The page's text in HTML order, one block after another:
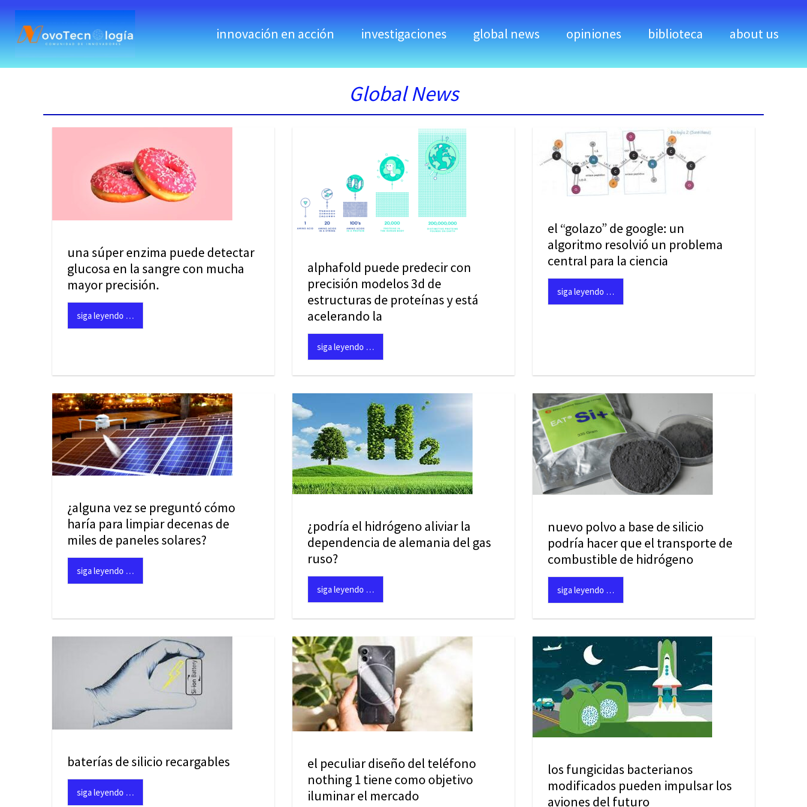
skip
content
innovación en acción investigaciones global news opiniones biblioteca about us
Global News
una súper enzima puede detectar
glucosa en la sangre con mucha
mayor precisión.
siga leyendo …
alphafold puede predecir con
precisión modelos 3d de
estructuras de proteínas y está
acelerando la
siga leyendo …
el “golazo” de google: un
algoritmo resolvió un problema
central para la ciencia
siga leyendo …
¿alguna vez se preguntó cómo
haría para limpiar decenas de
miles de paneles solares?
siga leyendo …
¿podría el hidrógeno aliviar la
dependencia de alemania del gas
ruso?
siga leyendo …
nuevo polvo a base de silicio
podría hacer que el transporte de
combustible de hidrógeno
siga leyendo …
baterías de silicio recargables
siga leyendo …
el peculiar diseño del teléfono
nothing 1 tiene como objetivo
iluminar el mercado
los fungicidas bacterianos
modificados pueden impulsar los
aviones del futuro